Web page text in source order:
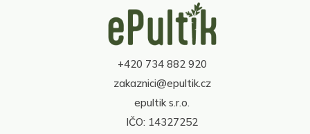
c
p
r
v
k
y
v
ý
+420 734 882 920
zakaznici@epultik.cz
epultik s.r.o.
IČO: 14327252